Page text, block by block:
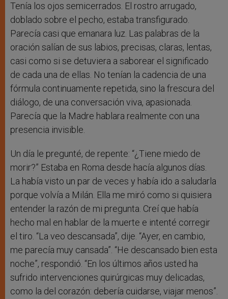
Tenía los ojos semicerrados. El rostro arrugado,
doblado sobre el pecho, estaba transfigurado.
Parecía casi que emanara luz. Las palabras de la
oración salían de sus labios, precisas, claras, lentas,
casi como si se detuviera a saborear el significado
de cada una de ellas. No tenían la cadencia de una
fórmula continuamente repetida, sino la frescura del
diálogo, de una conversación viva, apasionada.
Parecía que la Madre hablara realmente con una
presencia invisible.
Un día le pregunté, de repente: “¿Tiene miedo de
morir?” Estaba en Roma desde hacía algunos días.
La había visto un par de veces y había ido a saludarla
porque volvía a Milán. Ella me miró como si quisiera
entender la razón de mi pregunta. Creí que había
hecho mal en hablar de la muerte e intenté corregir
el tiro. “La veo descansada”, dije. “Ayer, en cambio,
me parecía muy cansada”. “He descansado bien esta
noche”, respondió. “En los últimos años usted ha
sufrido intervenciones quirúrgicas muy delicadas,
como la del corazón: debería cuidarse, viajar menos”.